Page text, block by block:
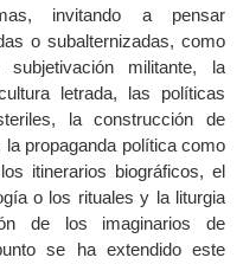
invitando a pensar
o subalternizadas, como
militante, la
letrada, las políticas
la construcción de
la propaganda política como
itinerarios biográficos,el
o los rituales y la liturgia
de los imaginarios de
se ha extendido este